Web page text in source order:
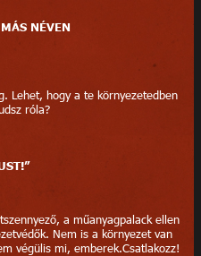
NÉVEN
Lehet, hogy a te környezetedben
róla?
a műanyagpalack ellen
Nem is a környezet van
végülis mi, emberek.Csatlakozz!